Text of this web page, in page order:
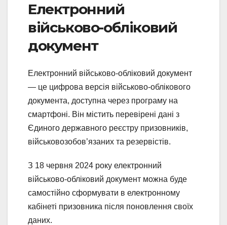
Електронний
військово-обліковий
документ
Електронний військово-обліковий документ
— це цифрова версія військово-облікового
документа, доступна через програму на
смартфоні. Він містить перевірені дані з
Єдиного державного реєстру призовників,
військовозобов’язаних та резервістів.
З 18 червня 2024 року електронний
військово-обліковий документ можна буде
самостійно сформувати в електронному
кабінеті призовника після поновлення своїх
даних.